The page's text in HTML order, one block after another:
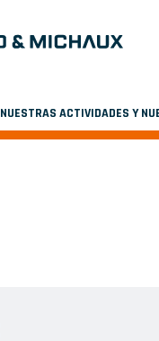
NUESTRAS ACTIVIDADES Y